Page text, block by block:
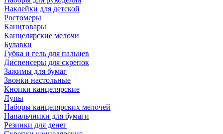
Наклейки для детской
Ростомеры
Канцтовары
Канцелярские мелочи
Булавки
Губка и гель для пальцев
Диспенсеры для скрепок
Зажимы для бумаг
Звонки настольные
Кнопки канцелярские
Лупы
Наборы канцелярских мелочей
Напальчники для бумаги
Резинки для денег